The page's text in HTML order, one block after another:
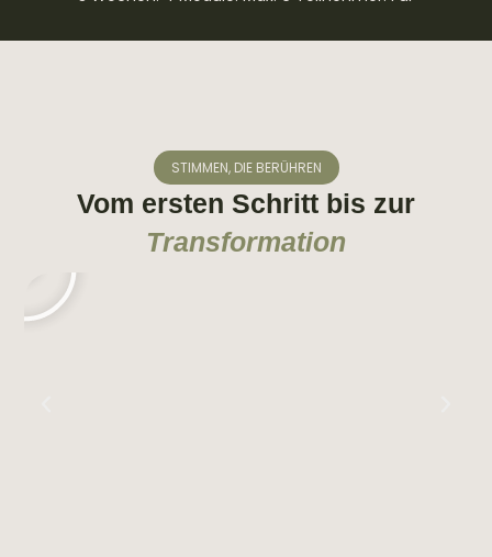
STIMMEN, DIE BERÜHREN
Vom ersten Schritt bis zur
Transformation